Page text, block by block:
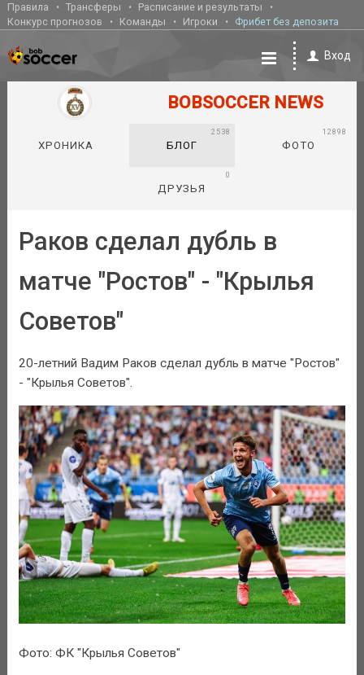
Правила Трансферы
Расписание и результаты
Конкурс прогнозов
Команды Игроки Фрибет без депозита
Вход
BOBSOCCER NEWS
ХРОНИКА БЛОГ
2538
ФОТО
12898
ДРУЗЬЯ
0
Раков сделал дубль в
матче "Ростов" - "Крылья
Советов"
20-летний Вадим Раков сделал дубль в матче "Ростов"
- "Крылья Советов".
Фото: ФК "Крылья Советов"